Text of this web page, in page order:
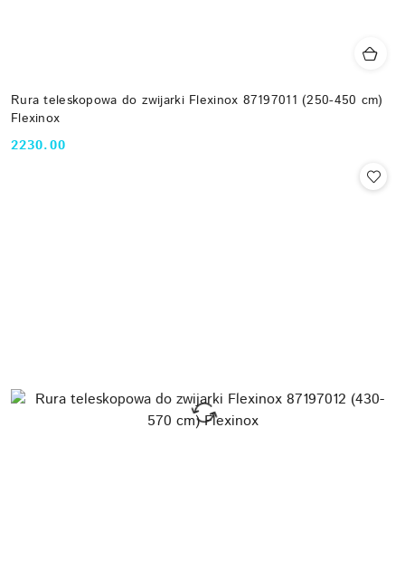
Rura teleskopowa do zwijarki Flexinox 87197011 (250-450 cm)
Flexinox
Cena:
2230.00